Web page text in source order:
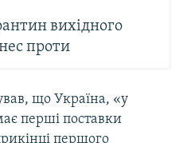
вихідного
проти
що Україна, «у
перші поставки
першого